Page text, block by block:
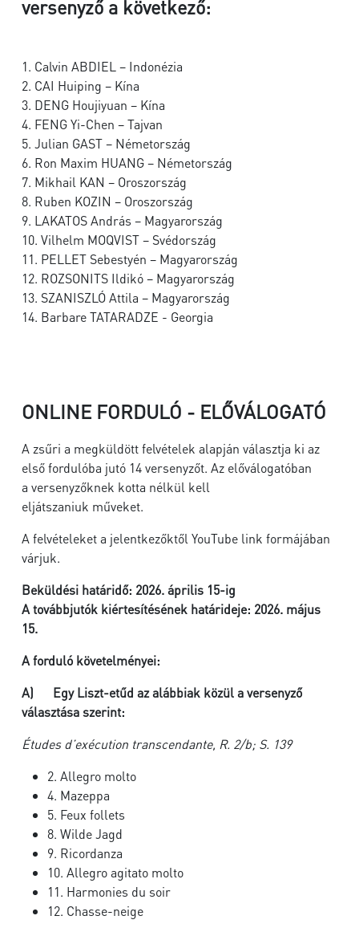
versenyző a következő:
1. Calvin ABDIEL – Indonézia
2. CAI Huiping – Kína
3. DENG Houjiyuan – Kína
4. FENG Yi-Chen – Tajvan
5. Julian GAST – Németország
6. Ron Maxim HUANG – Németország
7. Mikhail KAN – Oroszország
8. Ruben KOZIN – Oroszország
9. LAKATOS András – Magyarország
10. Vilhelm MOQVIST – Svédország
11. PELLET Sebestyén – Magyarország
12. ROZSONITS Ildikó – Magyarország
13. SZANISZLÓ Attila – Magyarország
14. Barbare TATARADZE - Georgia
ONLINE FORDULÓ - ELŐVÁLOGATÓ
A zsűri a megküldött felvételek alapján választja ki az
első fordulóba jutó 14 versenyzőt. Az előválogatóban
a versenyzőknek kotta nélkül kell
eljátszaniuk műveket.
A felvételeket a jelentkezőktől YouTube link formájában
várjuk.
Beküldési határidő: 2026. április 15-ig
A továbbjutók kiértesítésének határideje: 2026. május
15.
A forduló követelményei:
A)
Egy Liszt-etűd az alábbiak közül a versenyző
választása szerint:
Études d’exécution transcendante, R. 2/b; S. 139
2. Allegro molto
4. Mazeppa
5. Feux follets
8. Wilde Jagd
9. Ricordanza
10. Allegro agitato molto
11. Harmonies du soir
12. Chasse-neige